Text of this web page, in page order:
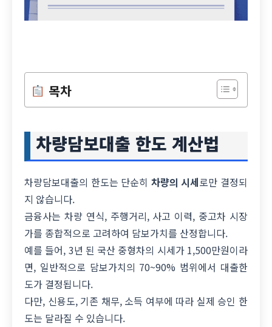
목차
차량담보대출 한도 계산법
차량담보대출의 한도는 단순히 차량의 시세로만 결정되
지 않습니다.
금융사는 차량 연식, 주행거리, 사고 이력, 중고차 시장
가를 종합적으로 고려하여 담보가치를 산정합니다.
예를 들어, 3년 된 국산 중형차의 시세가 1,500만원이라
면, 일반적으로 담보가치의 70~90% 범위에서 대출한
도가 결정됩니다.
다만, 신용도, 기존 채무, 소득 여부에 따라 실제 승인 한
도는 달라질 수 있습니다.